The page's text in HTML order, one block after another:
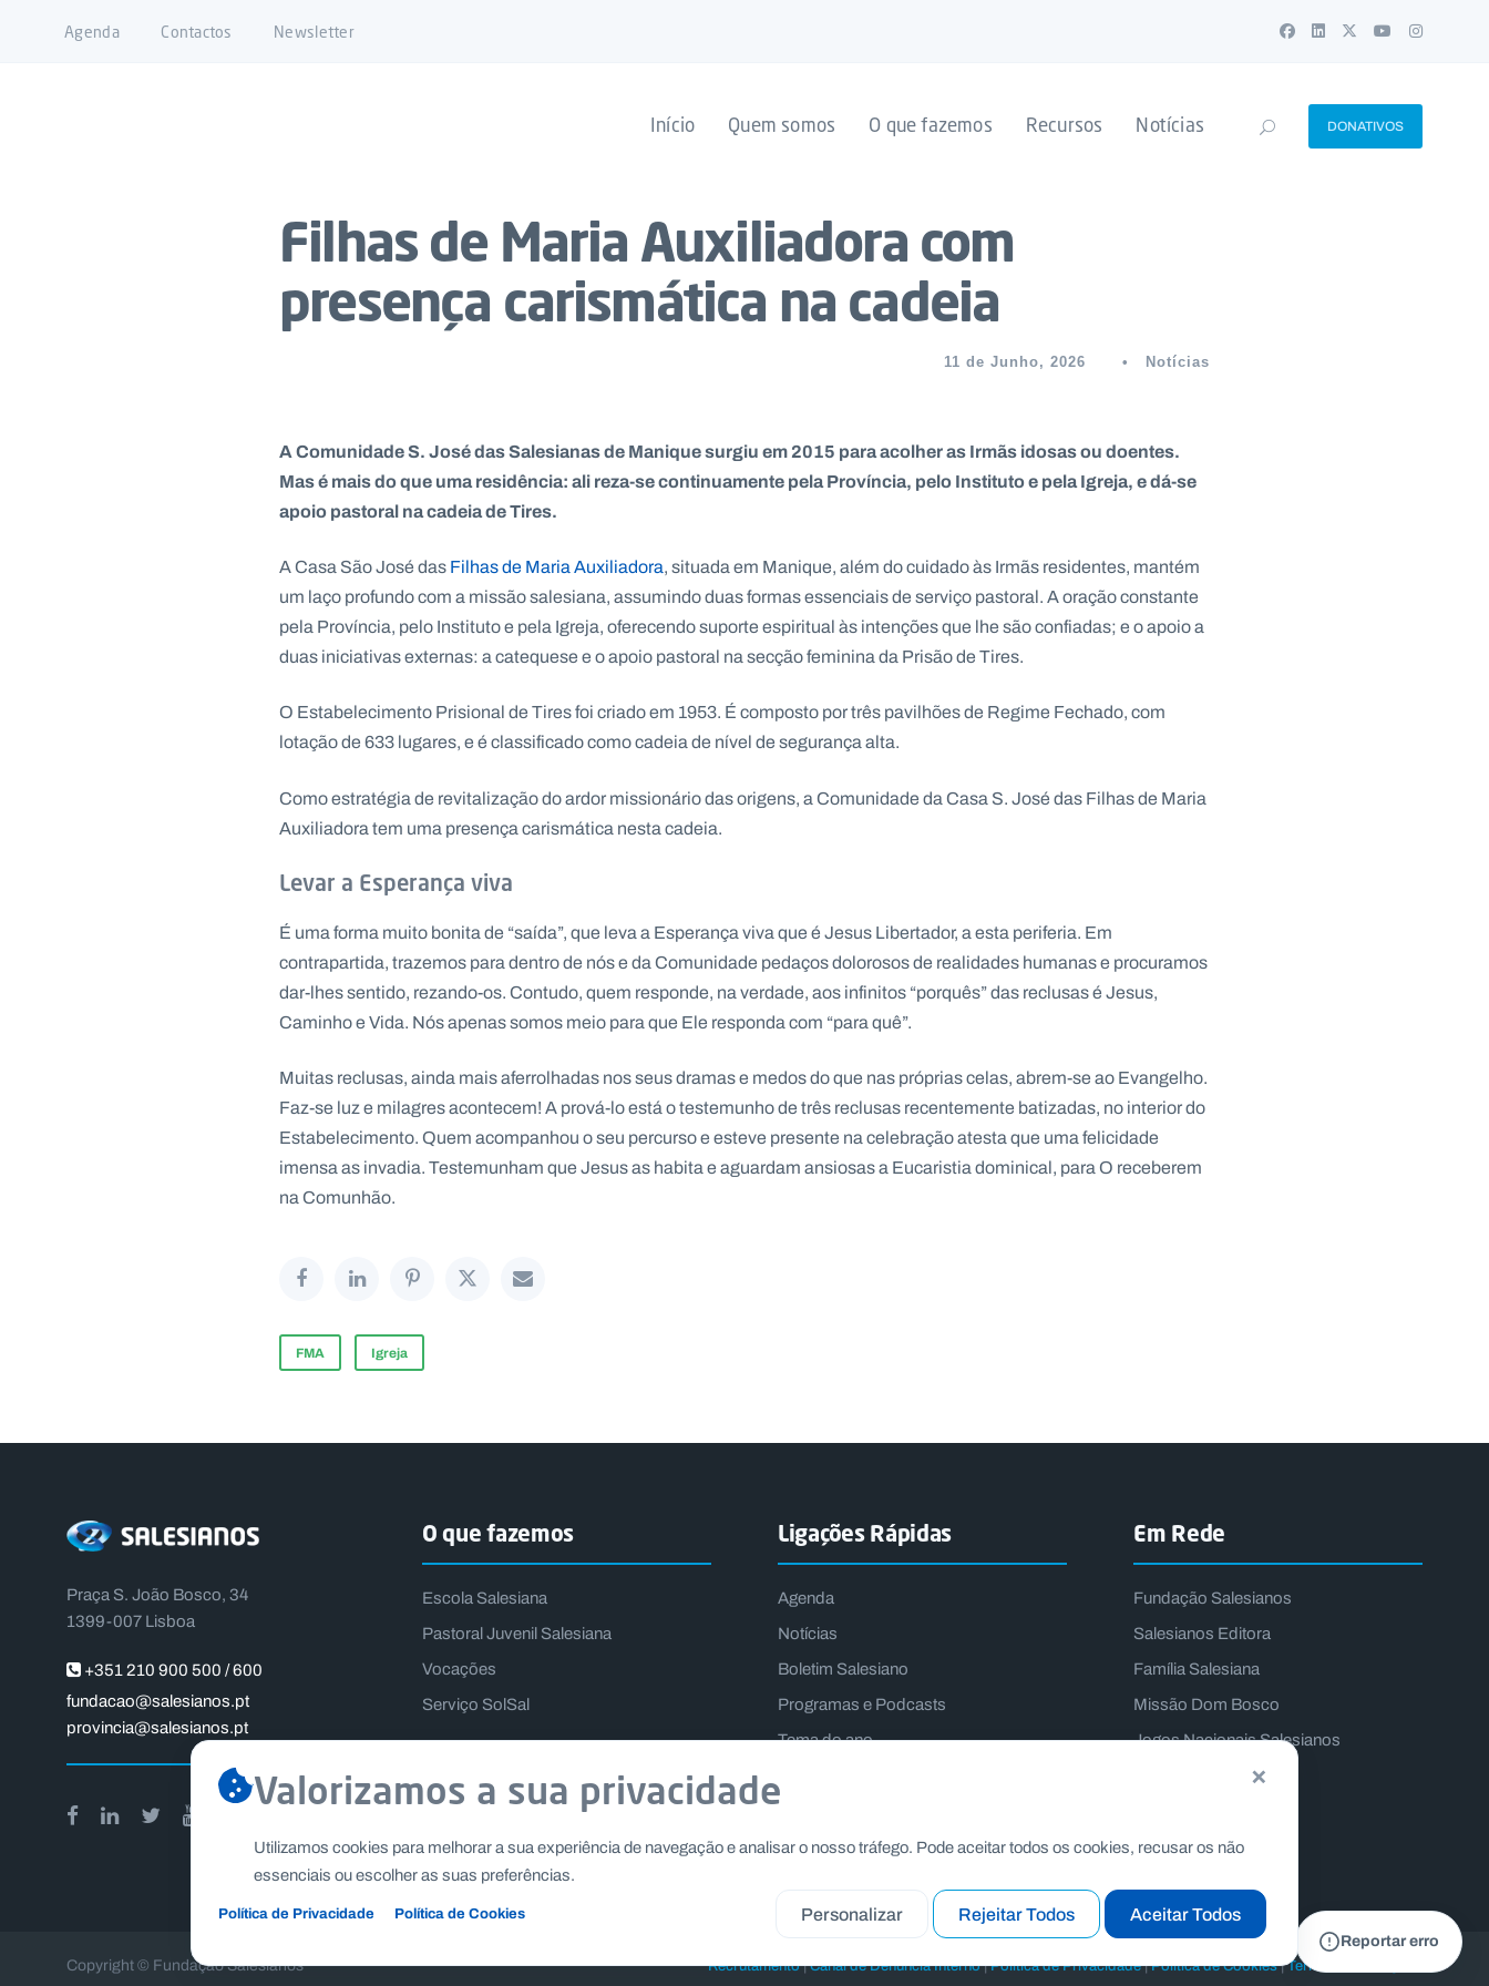
Agenda Contactos Newsletter
Início Quem somos O que fazemos Recursos Notícias DONATIVOS
11 de Junho, 2026 • Notícias
Filhas de Maria Auxiliadora com
presença carismática na cadeia
A Comunidade S. José das Salesianas de Manique surgiu em 2015 para acolher as Irmãs idosas ou doentes.
Mas é mais do que uma residência: ali reza-se continuamente pela Província, pelo Instituto e pela Igreja, e dá-se
apoio pastoral na cadeia de Tires.
A Casa São José dasFilhas de Maria Auxiliadora, situada em Manique, além do cuidado às Irmãs residentes, mantém
um laço profundo com a missão salesiana, assumindo duas formas essenciais de serviço pastoral. A oração constante
pela Província, pelo Instituto e pela Igreja, oferecendo suporte espiritual às intenções que lhe são confiadas; e o apoio a
duas iniciativas externas: a catequese e o apoio pastoral na secção feminina da Prisão de Tires.
O Estabelecimento Prisional de Tires foi criado em 1953. É composto por três pavilhões de Regime Fechado, com
lotação de 633 lugares, e é classificado como cadeia de nível de segurança alta.
Como estratégia de revitalização do ardor missionário das origens, a Comunidade da Casa S. José das Filhas de Maria
Auxiliadora tem uma presença carismática nesta cadeia.
Levar a Esperança viva
É uma forma muito bonita de “saída”, que leva a Esperança viva que é Jesus Libertador, a esta periferia. Em
contrapartida, trazemos para dentro de nós e da Comunidade pedaços dolorosos de realidades humanas e procuramos
dar-lhes sentido, rezando-os. Contudo, quem responde, na verdade, aos infinitos “porquês” das reclusas é Jesus,
Caminho e Vida. Nós apenas somos meio para que Ele responda com “para quê”.
Muitas reclusas, ainda mais aferrolhadas nos seus dramas e medos do que nas próprias celas, abrem-se ao Evangelho.
Faz-se luz e milagres acontecem! A prová-lo está o testemunho de três reclusas recentemente batizadas, no interior do
Estabelecimento. Quem acompanhou o seu percurso e esteve presente na celebração atesta que uma felicidade
imensa as invadia. Testemunham que Jesus as habita e aguardam ansiosas a Eucaristia dominical, para O receberem
na Comunhão.
FMA Igreja
Praça S. João Bosco, 34
1399-007 Lisboa
+351 210 900 500 / 600
fundacao@salesianos.pt
provincia@salesianos.pt
O que fazemos
Escola Salesiana
Pastoral Juvenil Salesiana
Vocações
Serviço SolSal
Ligações Rápidas
Agenda
Notícias
Boletim Salesiano
Programas e Podcasts
Tema do ano
Em Rede
Fundação Salesianos
Salesianos Editora
Família Salesiana
Missão Dom Bosco
Jogos Nacionais Salesianos
Copyright © Fundação Salesianos Recrutamento|Canal de Denúncia Interno|Politica de Privacidade|Politica de Cookies|Termos e Condições
Reportar erro
×
Valorizamos a sua privacidade
Utilizamos cookies para melhorar a sua experiência de navegação e analisar o nosso tráfego. Pode aceitar todos os cookies, recusar os não
essenciais ou escolher as suas preferências.
Política de Privacidade Política de Cookies Personalizar Rejeitar Todos Aceitar Todos